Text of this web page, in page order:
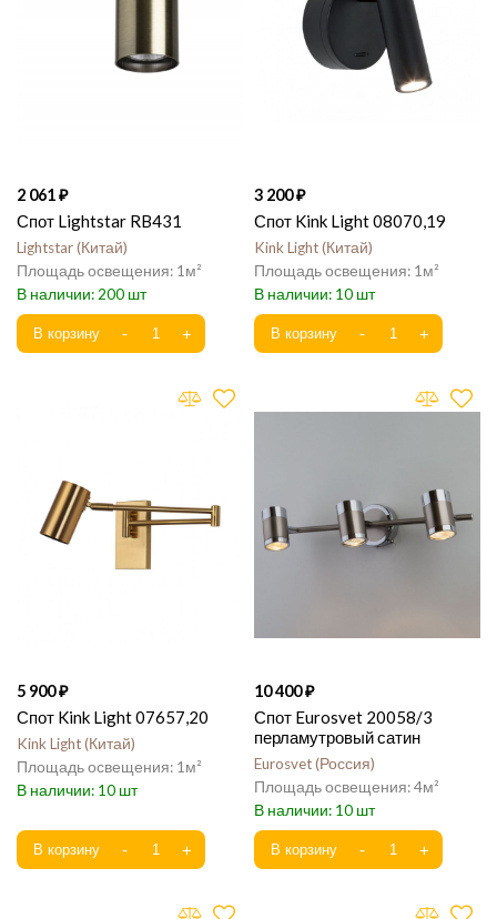
2 061
Спот Lightstar RB431
Lightstar Китай
1
200
3 200
Спот Kink Light 08070,19
Kink Light Китай
1
10
5 900
Спот Kink Light 07657,20
Kink Light Китай
1
10
10 400
Спот Eurosvet 20058/3
перламутровый сатин
Eurosvet Россия
4
10